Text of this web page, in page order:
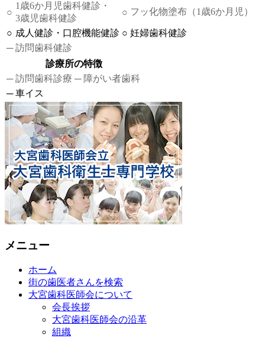
○
1歳6か月児歯科健診・
3歳児歯科健診
○ フッ化物塗布（1歳6か月児）
○ 成人健診・口腔機能健診 ○ 妊婦歯科健診
─ 訪問歯科健診
診療所の特徴
─ 訪問歯科診療 ─ 障がい者歯科
─ 車イス
メニュー
ホーム
街の歯医者さんを検索
大宮歯科医師会について
会長挨拶
大宮歯科医師会の沿革
組織